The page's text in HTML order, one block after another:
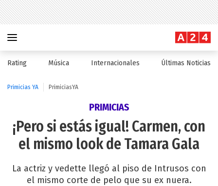
Rating Música Internacionales Últimas Noticias
Primicias YA PrimiciasYA
PRIMICIAS
¡Pero si estás igual! Carmen, con
el mismo look de Tamara Gala
La actriz y vedette llegó al piso de Intrusos con
el mismo corte de pelo que su ex nuera.